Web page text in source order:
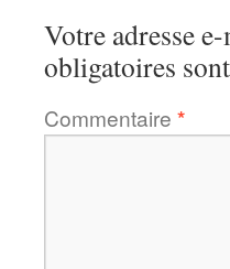
Votre adresse
obligatoires
Commentaire *